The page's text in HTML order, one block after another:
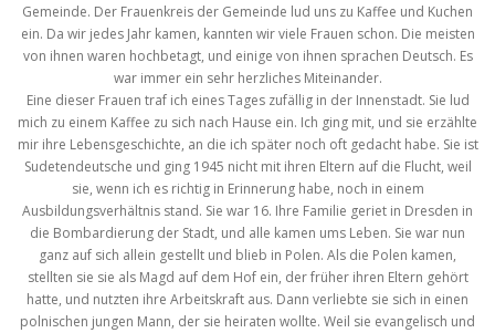
Gemeinde. Der Frauenkreis der Gemeinde lud uns zu Kaffee und Kuchen
ein. Da wir jedes Jahr kamen, kannten wir viele Frauen schon. Die meisten
von ihnen waren hochbetagt, und einige von ihnen sprachen Deutsch. Es
war immer ein sehr herzliches Miteinander.
Eine dieser Frauen traf ich eines Tages zufällig in der Innenstadt. Sie lud
mich zu einem Kaffee zu sich nach Hause ein. Ich ging mit, und sie erzählte
mir ihre Lebensgeschichte, an die ich später noch oft gedacht habe. Sie ist
Sudetendeutsche und ging 1945 nicht mit ihren Eltern auf die Flucht, weil
sie, wenn ich es richtig in Erinnerung habe, noch in einem
Ausbildungsverhältnis stand. Sie war 16. Ihre Familie geriet in Dresden in
die Bombardierung der Stadt, und alle kamen ums Leben. Sie war nun
ganz auf sich allein gestellt und blieb in Polen. Als die Polen kamen,
stellten sie sie als Magd auf dem Hof ein, der früher ihren Eltern gehört
hatte, und nutzten ihre Arbeitskraft aus. Dann verliebte sie sich in einen
polnischen jungen Mann, der sie heiraten wollte. Weil sie evangelisch und